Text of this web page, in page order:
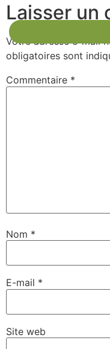
Laisser un
Votre adresse e-mail
obligatoires sont
Commentaire *
Nom *
E-mail *
Site web